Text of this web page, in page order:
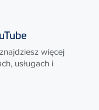
znajdziesz więcej
usługach i